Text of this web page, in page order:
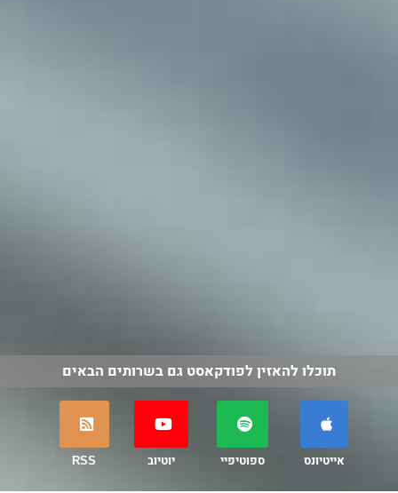
תוכלו להאזין לפודקאסט גם בשרותים הבאים
אייטיונס ספוטיפיי יוטיוב RSS